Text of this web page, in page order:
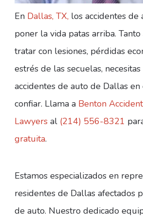
En Dallas, TX, los accidentes
poner la vida patas arriba.
tratar con lesiones, pérdidas
estrés de las secuelas,
accidentes de auto de Dallas
confiar. Llama a Benton
Lawyers al (214) 556-8321
gratuita.
Estamos especializados en
residentes de Dallas afectados
de auto. Nuestro dedicado